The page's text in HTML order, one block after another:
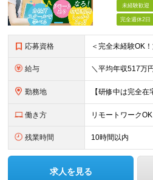
未経験歓迎
完全週休2日
応募資格
給与
勤務地
働き方 リモートワークOK
残業時間 10時間以内
求人を見る